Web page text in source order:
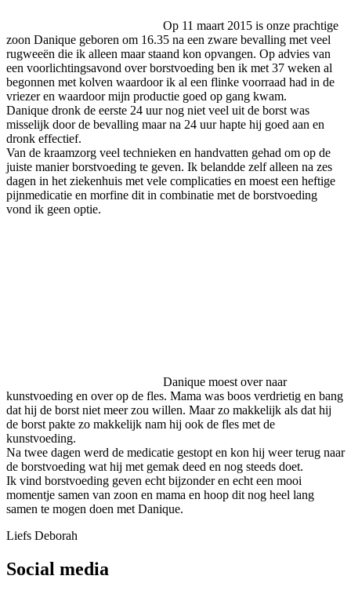
Op 11 maart 2015 is onze prachtige
zoon Danique geboren om 16.35 na een zware bevalling met veel
rugweeën die ik alleen maar staand kon opvangen. Op advies van
een voorlichtingsavond over borstvoeding ben ik met 37 weken al
begonnen met kolven waardoor ik al een flinke voorraad had in de
vriezer en waardoor mijn productie goed op gang kwam.
Danique dronk de eerste 24 uur nog niet veel uit de borst was
misselijk door de bevalling maar na 24 uur hapte hij goed aan en
dronk effectief.
Van de kraamzorg veel technieken en handvatten gehad om op de
juiste manier borstvoeding te geven. Ik belandde zelf alleen na zes
dagen in het ziekenhuis met vele complicaties en moest een heftige
pijnmedicatie en morfine dit in combinatie met de borstvoeding
vond ik geen optie.
Danique moest over naar
kunstvoeding en over op de fles. Mama was boos verdrietig en bang
dat hij de borst niet meer zou willen. Maar zo makkelijk als dat hij
de borst pakte zo makkelijk nam hij ook de fles met de
kunstvoeding.
Na twee dagen werd de medicatie gestopt en kon hij weer terug naar
de borstvoeding wat hij met gemak deed en nog steeds doet.
Ik vind borstvoeding geven echt bijzonder en echt een mooi
momentje samen van zoon en mama en hoop dit nog heel lang
samen te mogen doen met Danique.
Liefs Deborah
Social media